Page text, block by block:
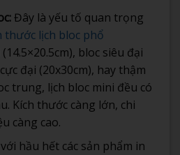
Đây là yếu tố quan trọng
thước lịch bloc phổ
bloc siêu đại
đại (20x30cm), hay thậm
trung, lịch bloc mini đều có
Kích thước càng lớn, chi
càng cao.
hầu hết các sản phẩm in